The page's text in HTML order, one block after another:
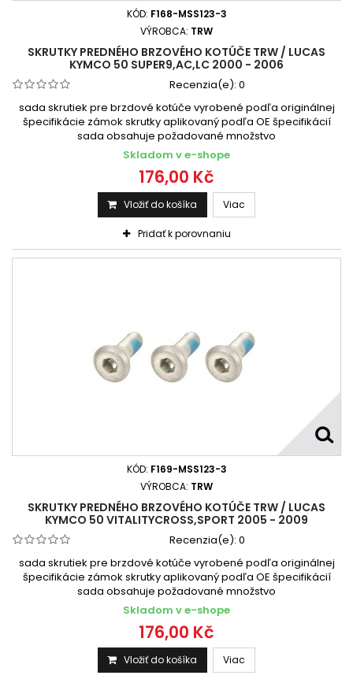
KÓD: F168-MSS123-3
VÝROBCA: TRW
SKRUTKY PREDNÉHO BRZOVÉHO KOTÚČE TRW / LUCAS
KYMCO 50 SUPER9,AC,LC 2000 - 2006
Recenzia(e): 0
sada skrutiek pre brzdové kotúče vyrobené podľa originálnej
špecifikácie zámok skrutky aplikovaný podľa OE špecifikácií
sada obsahuje požadované množstvo
Skladom v e-shope
176,00 Kč
Vložiť do košíka Viac
Pridať k porovnaniu
KÓD: F169-MSS123-3
VÝROBCA: TRW
SKRUTKY PREDNÉHO BRZOVÉHO KOTÚČE TRW / LUCAS
KYMCO 50 VITALITYCROSS,SPORT 2005 - 2009
Recenzia(e): 0
sada skrutiek pre brzdové kotúče vyrobené podľa originálnej
špecifikácie zámok skrutky aplikovaný podľa OE špecifikácií
sada obsahuje požadované množstvo
Skladom v e-shope
176,00 Kč
Vložiť do košíka Viac